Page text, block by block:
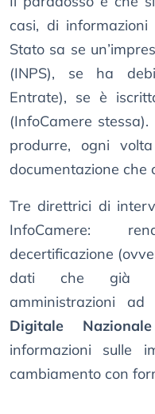
casi, di
Stato sa se
(INPS), se ha
Entrate), se è
(InfoCamere
produrre, ogni
documentazione che
Tre direttrici di
InfoCamere:
decertificazione
dati che già
amministrazioni
Digitale
informazioni sulle
cambiamento con